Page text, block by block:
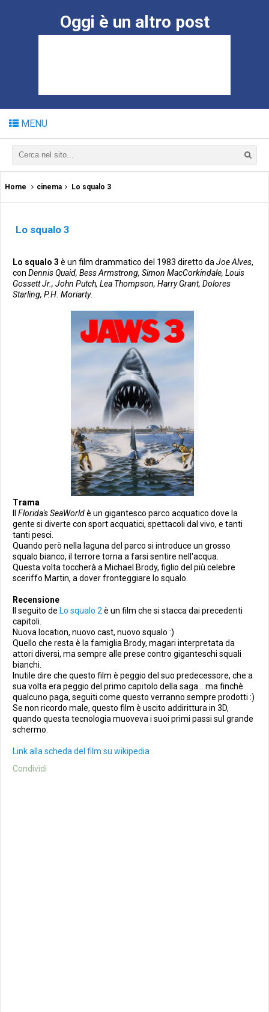
Oggi è un altro post
MENU
Home cinema Lo squalo 3
Lo squalo 3
Lo squalo 3 è un film drammatico del 1983 diretto da Joe Alves,
con Dennis Quaid, Bess Armstrong, Simon MacCorkindale, Louis
Gossett Jr., John Putch, Lea Thompson, Harry Grant, Dolores
Starling, P.H. Moriarty.
Trama
Florida's SeaWorldè un gigantesco parco acquatico dove la
gente si diverte con sport acquatici, spettacoli dal vivo, e tanti
tanti pesci.
Quando però nella laguna del parco si introduce un grosso
squalo bianco, il terrore torna a farsi sentire nell'acqua.
Questa volta toccherà a Michael Brody, figlio del più celebre
sceriffo Martin, a dover fronteggiare lo squalo.
Recensione
Il seguito de Lo squalo 2 è un film che si stacca dai precedenti
capitoli.
Nuova location, nuovo cast, nuovo squalo :)
Quello che resta è la famiglia Brody, magari interpretata da
attori diversi, ma sempre alle prese contro giganteschi squali
bianchi.
Inutile dire che questo film è peggio del suo predecessore, che a
sua volta era peggio del primo capitolo della saga... ma finchè
qualcuno paga, seguiti come questo verranno sempre prodotti :)
Se non ricordo male, questo film è uscito addirittura in 3D,
quando questa tecnologia muoveva i suoi primi passi sul grande
schermo.
Link alla scheda del film su wikipedia
Condividi